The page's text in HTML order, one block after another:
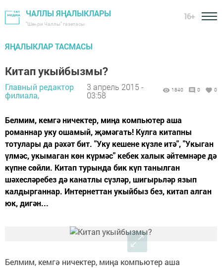
ЧАЛЛЫ ЯҢАЛЫКЛАРЫ
"Шәһри Чаллы" газетасы
16+
ЯҢАЛЫКЛАР ТАСМАСЫ
Китап укыйбызмы?
Главный редактор
филиала,
3 апрель 2015 -
03:58
1840 0 0
Белмим, кемгә ничектер, миңа компьютер аша
романнар уку ошамый, җәмәгать! Кулга китапны
тотулары да рәхәт бит. "Уку кешене күзле итә", "Укыган
үлмәс, укымаган көн күрмәс" кебек халык әйтемнәре дә
күпне сөйли. Китап турында бик күп танылган
шәхесләребез дә канатлы сүзләр, шигырьләр язып
калдырганнар. Интернеттан укыйбыз без, китап алган
юк, дигән...
Белмим, кемгә ничектер, миңа компьютер аша